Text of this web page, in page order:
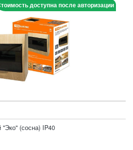
доступна после авторизации
(сосна) IP40